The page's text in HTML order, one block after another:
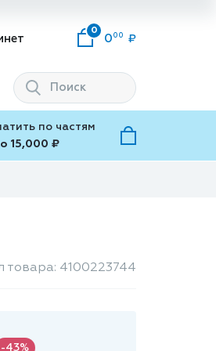
0
0 00
по частям
15,000 ₽
товара: 4100223744
-43%